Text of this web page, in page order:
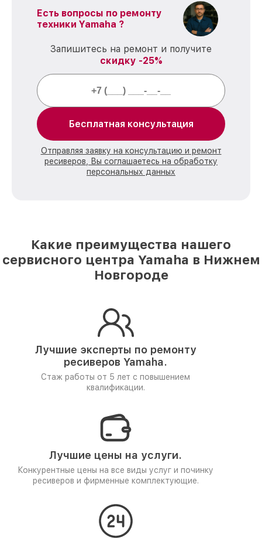
Есть вопросы по ремонту
техники Yamaha ?
Запишитесь на ремонт и получите
скидку -25%
Бесплатная консультация
Отправляя заявку на консультацию и ремонт
ресиверов, Вы соглашаетесь на обработку
персональных данных
Какие преимущества нашего
сервисного центра Yamaha в Нижнем
Новгороде
Лучшие эксперты по ремонту
ресиверов Yamaha.
Стаж работы от 5 лет с повышением
квалификации.
Лучшие цены на услуги.
Конкурентные цены на все виды услуг и починку
ресиверов и фирменные комплектующие.